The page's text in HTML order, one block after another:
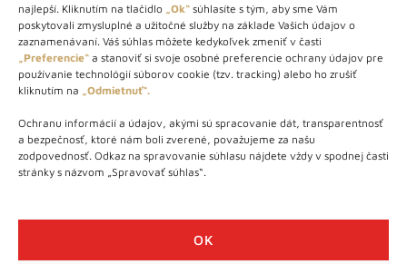
najlepší. Kliknutím na tlačidlo „Ok“ súhlasíte s tým, aby sme Vám
poskytovali zmysluplné a užitočné služby na základe Vašich údajov o
zaznamenávaní. Váš súhlas môžete kedykoľvek zmeniť v časti
„Preferencie“ a stanoviť si svoje osobné preferencie ochrany údajov pre
používanie technológií súborov cookie (tzv. tracking) alebo ho zrušiť
kliknutím na „Odmietnuť“.
Ochranu informácií a údajov, akými sú spracovanie dát, transparentnosť
a bezpečnosť, ktoré nám boli zverené, považujeme za našu
zodpovednosť. Odkaz na spravovanie súhlasu nájdete vždy v spodnej časti
stránky s názvom „Spravovať súhlas“.
OK
O NÁS
STORE – obchod s vínom a destilátmi od roku 2010. Na našej
webovej stránke predávame viac ako 1000+ značkových
produktov.
Info tel.: +421 917 779 888
Vínotéka: +421 917 888 879
Vínotéka: Bratislavská 49/B, Bratislava 841 06